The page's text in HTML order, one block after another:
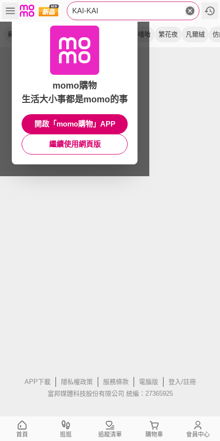
KAI-KAI
襯衫 嘻哈 繁花夜 凡爾絨
APP下載 隱私權政策 服務條款 電腦版
登入/註冊
富邦媒體科技股份有限公司 統編：27365925
momo購物
生活大小事都是momo的事
開啟「momo購物」APP
繼續使用網頁版
首頁 逛逛 追蹤清單 購物車 會員中心